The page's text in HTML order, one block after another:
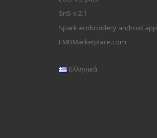
SnS v.2.1
Spark embroidery android app
EMBMarketplace.com
Ελληνικά